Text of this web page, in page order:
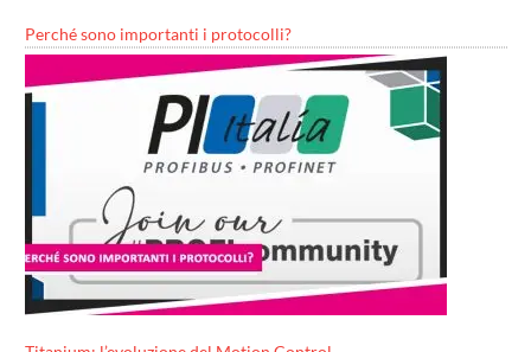
Perché sono importanti i protocolli?